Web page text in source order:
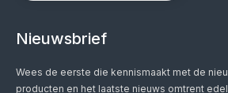
Nieuwsbrief
Wees de eerste die kennismaakt met de
producten en het laatste nieuws omtrent